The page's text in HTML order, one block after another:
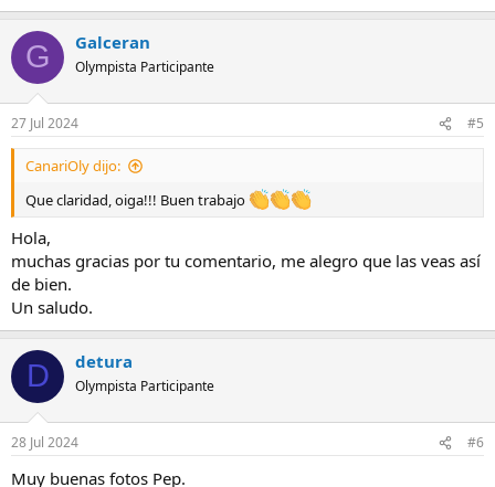
G Galceran
Olympista Participante
27 Jul 2024 #5
CanariOly dijo:
Que claridad, oiga!!! Buen trabajo
Hola,
muchas gracias por tu comentario, me alegro que las veas así
de bien.
Un saludo.
D detura
Olympista Participante
28 Jul 2024 #6
Muy buenas fotos Pep.